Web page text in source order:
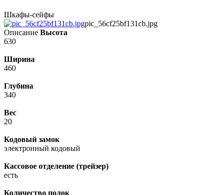
Шкафы-сейфы
pic_56cf25bf131cb.jpg
Описание Высота
630
Ширина
460
Глубина
340
Вес
20
Кодовый замок
электронный кодовый
Кассовое отделение (трейзер)
есть
Количество полок